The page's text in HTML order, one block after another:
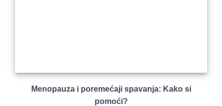
Menopauza i poremećaji spavanja: Kako si
pomoći?